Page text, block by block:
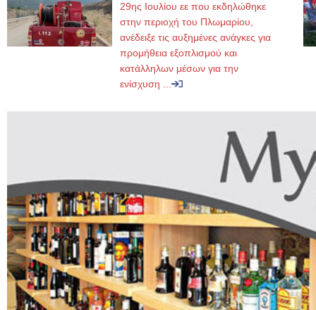
29ης Ιουλίου εε που εκδηλώθηκε
στην περιοχή του Πλωμαρίου,
ανέδειξε τις αυξημένες ανάγκες για
προμήθεια εξοπλισμού και
κατάλληλων μέσων για την
ενίσχυση ...